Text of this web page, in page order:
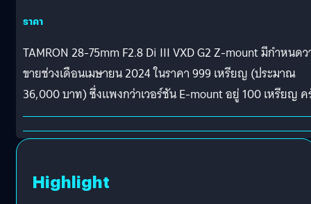
ราคา
TAMRON 28-75mm F2.8 Di III VXD G2 Z-mount มีกำหนดว
ขายช่วงเดือนเมษายน 2024 ในราคา 999 เหรียญ (ประมาณ
36,000 บาท) ซึ่งแพงกว่าเวอร์ชัน E-mount อยู่ 100 เหรียญ
Highlight